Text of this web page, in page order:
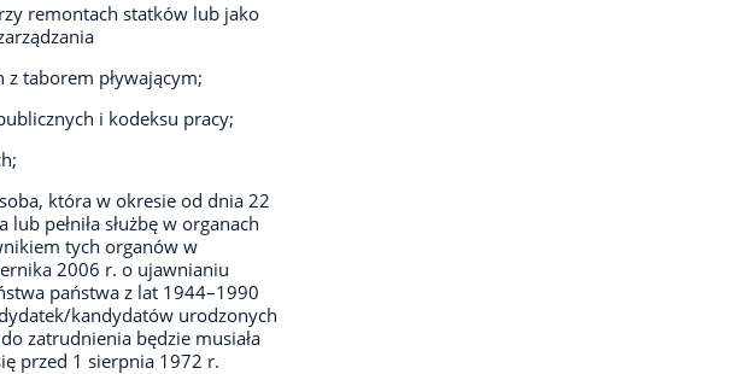
remontach statków lub jako
taborem pływającym;
i kodeksu pracy;
która w okresie od dnia 22
pełniła służbę w organach
tych organów w
2006 r. o ujawnianiu
państwa z lat 1944–1990
kandydatów urodzonych
zatrudnienia będzie musiała
przed 1 sierpnia 1972 r.